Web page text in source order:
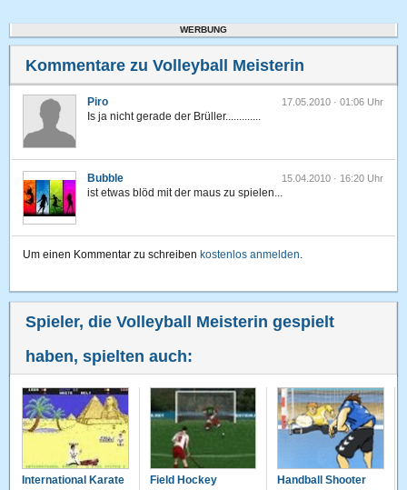
WERBUNG
Kommentare zu Volleyball Meisterin
Piro 17.05.2010 · 01:06 Uhr
Is ja nicht gerade der Brüller.............
Bubble 15.04.2010 · 16:20 Uhr
ist etwas blöd mit der maus zu spielen...
Um einen Kommentar zu schreiben kostenlos anmelden.
Spieler, die Volleyball Meisterin gespielt
haben, spielten auch:
International Karate Field Hockey Handball Shooter